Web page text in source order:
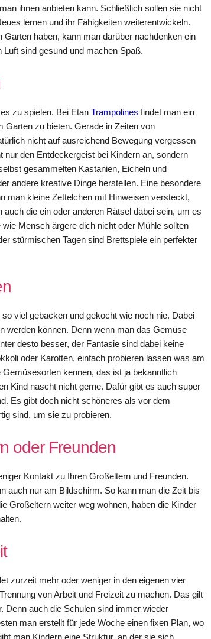
ihnen anbieten kann. Schließlich sollen sie nicht
lernen und ihr Fähigkeiten weiterentwickeln.
haben, kann man darüber nachdenken ein
sind gesund und machen Spaß.
zu spielen. Bei Etan Trampolines findet man ein
Garten zu bieten. Gerade in Zeiten von
nicht auf ausreichend Bewegung vergessen
den Entdeckergeist bei Kindern an, sondern
gesammelten Kastanien, Eicheln und
andere kreative Dinge herstellen. Eine besondere
man kleine Zettelchen mit Hinweisen versteckt,
die ein oder anderen Rätsel dabei sein, um es
Mensch ärgere dich nicht oder Mühle sollten
stürmischen Tagen sind Brettspiele ein perfekter
viel gebacken und gekocht wie noch nie. Dabei
werden können. Denn wenn man das Gemüse
desto besser, der Fantasie sind dabei keine
oder Karotten, einfach probieren lassen was am
kennen, das ist ja bekanntlich
Kind nascht nicht gerne. Dafür gibt es auch super
Es gibt doch nicht schöneres als vor dem
sind, um sie zu probieren.
oder Freunden
Kontakt zu Ihren Großeltern und Freunden.
auch nur am Bildschirm. So kann man die Zeit bis
Großeltern weiter weg wohnen, haben die Kinder
zurzeit mehr oder weniger in den eigenen vier
von Arbeit und Freizeit zu machen. Das gilt
Denn auch die Schulen sind immer wieder
man erstellt für jede Woche einen fixen Plan, wo
man Kindern eine Struktur, an der sie sich